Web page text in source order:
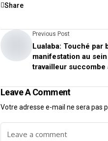
Share
Previous Post
Lualaba: Touché par
manifestation au
travailleur succombe
Leave A Comment
Votre adresse e-mail ne sera pas